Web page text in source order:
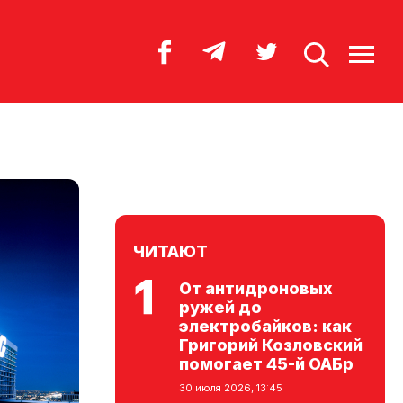
ЧИТАЮТ
От антидроновых
ружей до
электробайков: как
Григорий Козловский
помогает 45-й ОАБр
30 июля 2026, 13:45